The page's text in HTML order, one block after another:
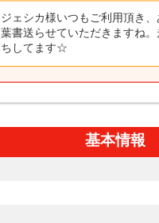
ジェシカ様いつもご利用頂き
葉書送らせていただきますね
ちしてます☆
基本情報